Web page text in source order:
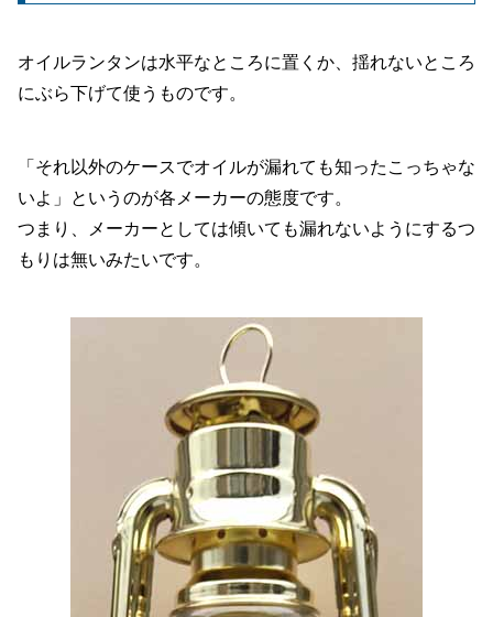
オイルランタンは水平なところに置くか、揺れないところ
にぶら下げて使うものです。
「それ以外のケースでオイルが漏れても知ったこっちゃな
いよ」というのが各メーカーの態度です。
つまり、メーカーとしては傾いても漏れないようにするつ
もりは無いみたいです。